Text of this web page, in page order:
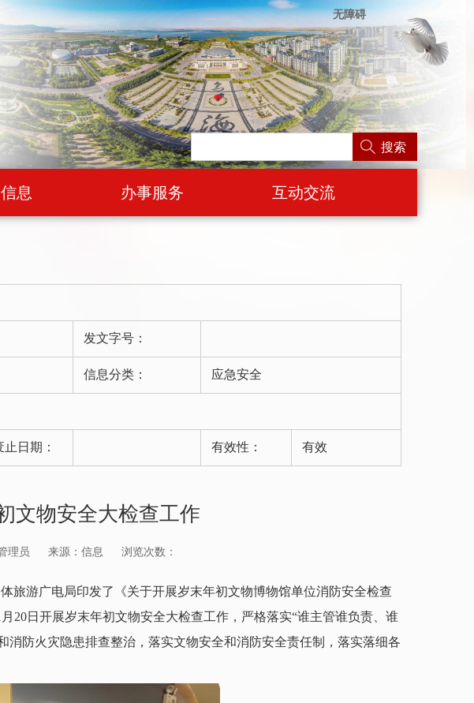
无障碍
搜索
息 办事服务 互动交流
发文字号：
信息分类： 应急安全
止日期： 有效性： 有效
文物安全大检查工作
理员 来源：信息 浏览次数：
旅游广电局印发了《关于开展岁末年初文物博物馆单位消防安全检查
20日开展岁末年初文物安全大检查工作，严格落实“谁主管谁负责、谁
防火灾隐患排查整治，落实文物安全和消防安全责任制，落实落细各